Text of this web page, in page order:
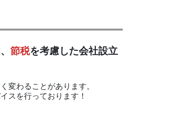
節税を考慮した会社設立
変わることがあります。
スを行っております！